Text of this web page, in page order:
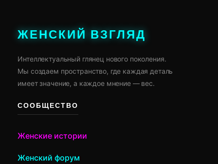
ЖЕНСКИЙ ВЗГЛЯД
Интеллектуальный глянец нового поколения.
Мы создаем пространство, где каждая деталь
имеет значение, а каждое мнение — вес.
СООБЩЕСТВО
Женские истории
Женский форум